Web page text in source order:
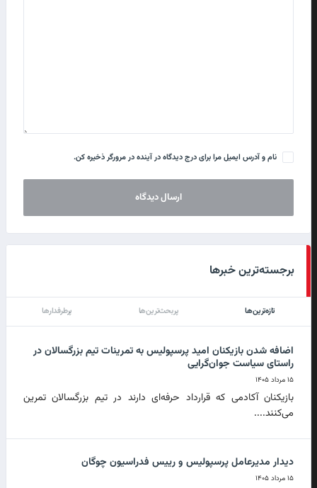
نام و آدرس ایمیل مرا برای درج دیدگاه در آینده در مرورگر ذخیره کن.
برجسته‌ترین خبرها
تازه‌ترین‌ها پربحث‌ترین‌ها پرطرفدارها
اضافه شدن بازیکنان امید پرسپولیس به تمرینات تیم بزرگسالان در
راستای سیاست جوان‌گرایی
۱۵ مرداد ۱۴۰۵
بازیکنان آکادمی که قرارداد حرفه‌ای دارند در تیم بزرگسالان تمرین
می‌کنند....
دیدار مدیرعامل پرسپولیس و رییس فدراسیون چوگان
۱۵ مرداد ۱۴۰۵